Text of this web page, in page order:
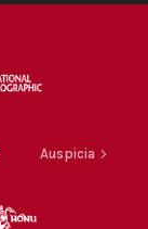
Auspicia